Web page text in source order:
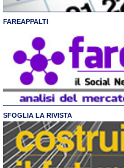
FAREAPPALTI
SFOGLIA LA RIVISTA